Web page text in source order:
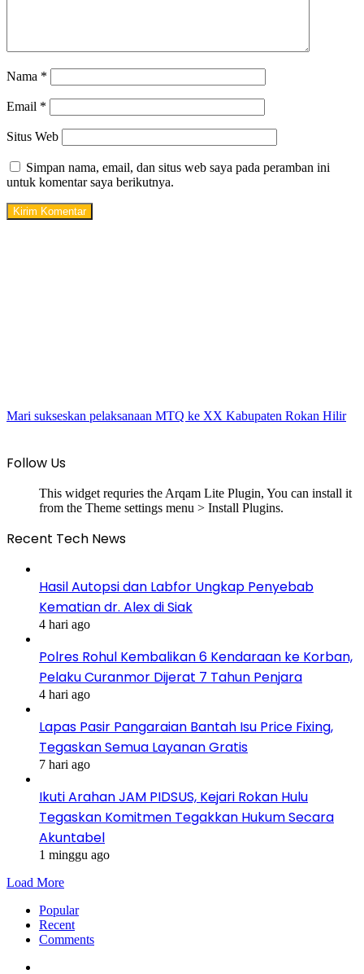
Nama *
Email *
Situs Web
Simpan nama, email, dan situs web saya pada peramban ini
untuk komentar saya berikutnya.
Mari sukseskan pelaksanaan MTQ ke XX Kabupaten Rokan Hilir
Follow Us
This widget requries the Arqam Lite Plugin, You can install it
from the Theme settings menu > Install Plugins.
Recent Tech News
Hasil Autopsi dan Labfor Ungkap Penyebab
Kematian dr. Alex di Siak
4 hari ago
Polres Rohul Kembalikan 6 Kendaraan ke Korban,
Pelaku Curanmor Dijerat 7 Tahun Penjara
4 hari ago
Lapas Pasir Pangaraian Bantah Isu Price Fixing,
Tegaskan Semua Layanan Gratis
7 hari ago
Ikuti Arahan JAM PIDSUS, Kejari Rokan Hulu
Tegaskan Komitmen Tegakkan Hukum Secara
Akuntabel
1 minggu ago
Load More
Popular
Recent
Comments